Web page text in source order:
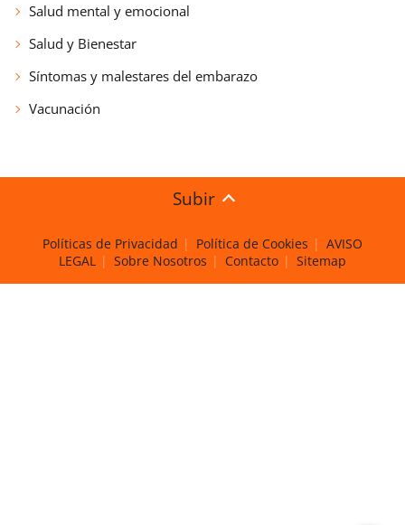
Salud mental y emocional
Salud y Bienestar
Síntomas y malestares del embarazo
Vacunación
Subir
Políticas de Privacidad Política de Cookies
AVISO
LEGAL
Sobre Nosotros Contacto Sitemap